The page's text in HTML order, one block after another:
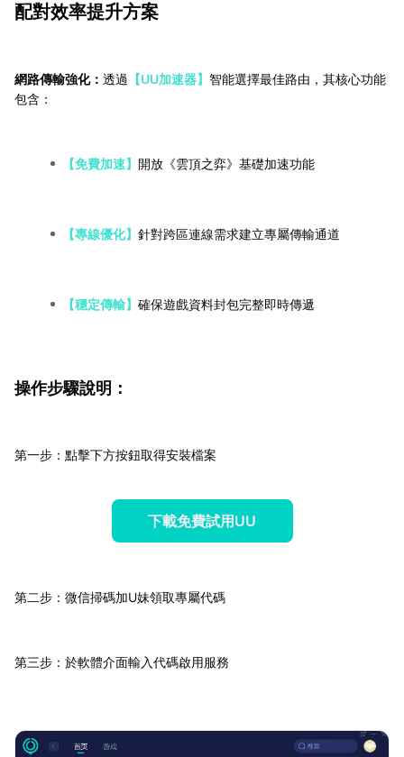
配對效率提升方案
網路傳輸強化： 透過 【UU加速器】 智能選擇最佳路由，其核心功能
包含：
【免費加速】 開放《雲頂之弈》基礎加速功能
【專線優化】 針對跨區連線需求建立專屬傳輸通道
【穩定傳輸】 確保遊戲資料封包完整即時傳遞
操作步驟說明：
第一步：點擊下方按鈕取得安裝檔案
下載免費試用UU
第二步：微信掃碼加U妹領取專屬代碼
第三步：於軟體介面輸入代碼啟用服務